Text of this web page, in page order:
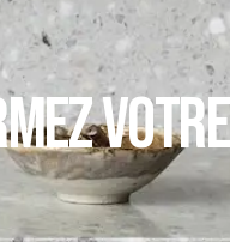
votre